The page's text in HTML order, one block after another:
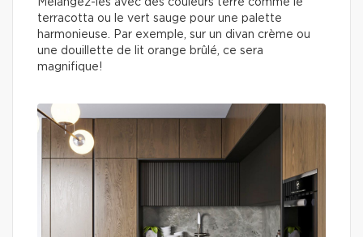
terracotta ou le vert sauge pour une palette
harmonieuse. Par exemple, sur un divan crème ou
une douillette de lit orange brûlé, ce sera
magnifique!